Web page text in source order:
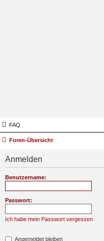
FAQ
Foren-Übersicht
Anmelden
Benutzername:
Passwort:
Ich habe mein Passwort vergessen
Angemeldet bleiben